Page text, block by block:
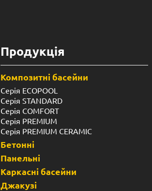
Продукція
Композитні басейни
Серія ECOPOOL
Серія STANDARD
Серія COMFORT
Серія PREMIUM
Серія PREMIUM CERAMIC
Бетонні
Панельні
Каркасні басейни
Джакузі